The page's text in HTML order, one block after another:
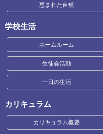
恵まれた自然
学校生活
ホームルーム
生徒会活動
一日の生活
カリキュラム
カリキュラム概要